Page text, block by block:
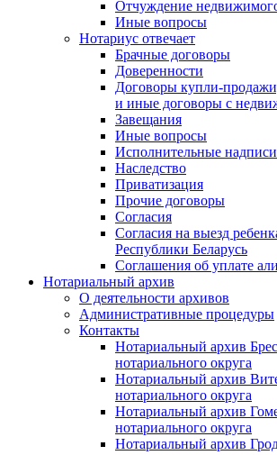
Отчуждение
Иные вопросы
Нотариус отвечает
Брачные договоры
Доверенности
Договоры купли-
и иные договоры с
Завещания
Иные вопросы
Исполнительные надписи
Наследство
Приватизация
Прочие договоры
Согласия
Согласия на выезд
Республики Беларусь
Соглашения об уплате
Нотариальный архив
О деятельности архивов
Административные процедуры
Контакты
Нотариальный архив
нотариального округа
Нотариальный архив
нотариального округа
Нотариальный архив
нотариального округа
Нотариальный архив